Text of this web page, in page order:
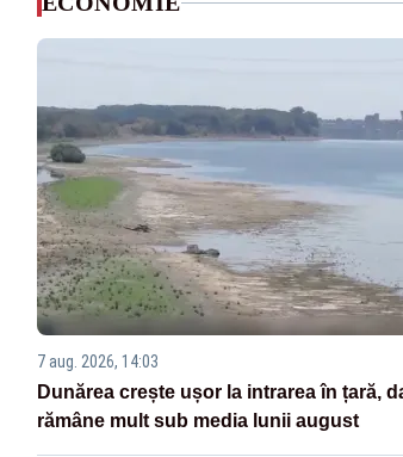
7 aug. 2026, 14:03
Dunărea crește ușor la intrarea în țară,
rămâne mult sub media lunii august